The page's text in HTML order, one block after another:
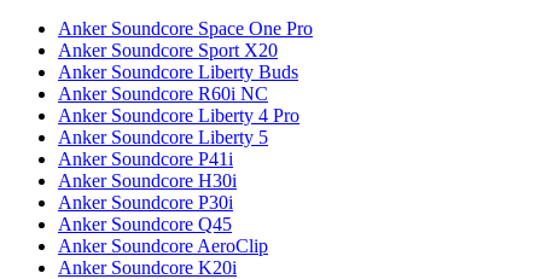
Anker Soundcore Space One Pro
Anker Soundcore Sport X20
Anker Soundcore Liberty Buds
Anker Soundcore R60i NC
Anker Soundcore Liberty 4 Pro
Anker Soundcore Liberty 5
Anker Soundcore P41i
Anker Soundcore H30i
Anker Soundcore P30i
Anker Soundcore Q45
Anker Soundcore AeroClip
Anker Soundcore K20i